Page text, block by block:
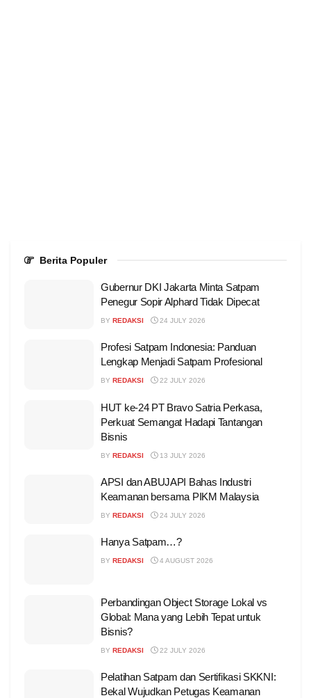
Berita Populer
Gubernur DKI Jakarta Minta Satpam
Penegur Sopir Alphard Tidak Dipecat
BY REDAKSI 24 JULY 2026
Profesi Satpam Indonesia: Panduan
Lengkap Menjadi Satpam Profesional
BY REDAKSI 22 JULY 2026
HUT ke-24 PT Bravo Satria Perkasa,
Perkuat Semangat Hadapi Tantangan
Bisnis
BY REDAKSI 13 JULY 2026
APSI dan ABUJAPI Bahas Industri
Keamanan bersama PIKM Malaysia
BY REDAKSI 24 JULY 2026
Hanya Satpam…?
BY REDAKSI 4 AUGUST 2026
Perbandingan Object Storage Lokal vs
Global: Mana yang Lebih Tepat untuk
Bisnis?
BY REDAKSI 22 JULY 2026
Pelatihan Satpam dan Sertifikasi SKKNI:
Bekal Wujudkan Petugas Keamanan